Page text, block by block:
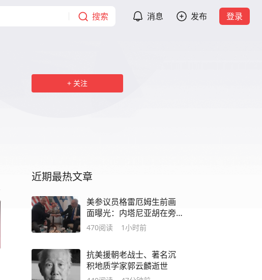
搜索 消息 发布 登录
关注
近期最热文章
美参议员格雷厄姆生前画
面曝光：内塔尼亚胡在旁
为其庆生
470阅读 1小时前
抗美援朝老战士、著名沉
积地质学家郭云麟逝世